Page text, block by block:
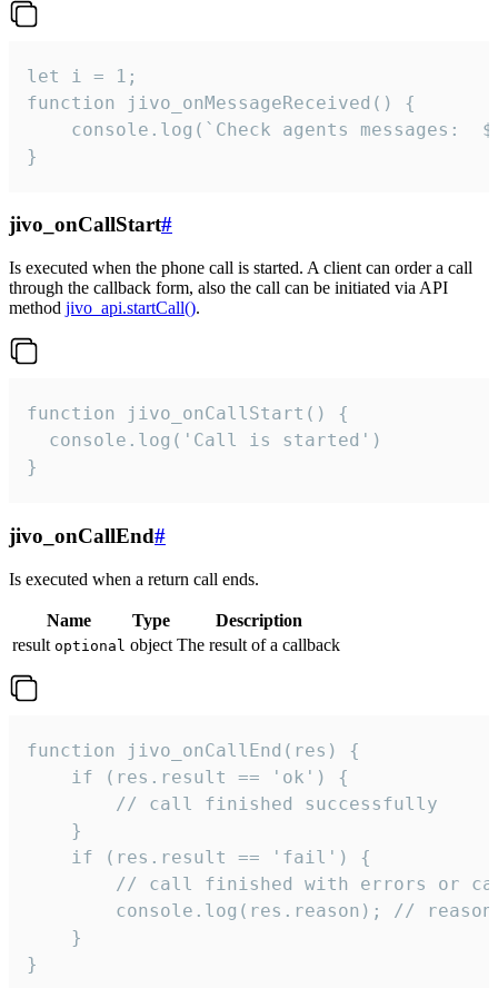
let i = 1;
function jivo_onMessageReceived() {
}
jivo_onCallStart#
Is executed when the phone call is started. A client can order a call
through the callback form, also the call can be initiated via API
method jivo_api.startCall().
function jivo_onCallStart() {
  console.log('Call is started')
}
jivo_onCallEnd#
Is executed when a return call ends.
Name Type
Description
result optional object The result of a callback
function jivo_onCallEnd(res) {
    if (res.result == 'ok') {
        // call finished successfully
    }
    if (res.result == 'fail') {
// call finished with errors or
console.log(res.reason); //
    }
}